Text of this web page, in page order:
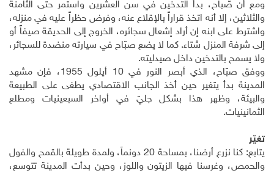
ومع أن صّباح، بدأ التدخين في سن العشرين واستمر حتى الثامنة
والثلاثين، إلا أنه اتخذ قراراً بالإقلاع عنه، وفرض حظراً عليه في منزله،
واشترط على ابنه إن أراد إشعال سجائره، الخروج إلى الحديقة صيفاً أو
إلى شرفة المنزل شتاء. كما لا يضع صبّاح في سيارته منضدة للسجائر،
ولا يسمح بالتدخين داخل صيدليته.
ووفق صبّاح، الذي أبصر النور في 10 أيلول 1955، فإن مشهد
المدينة بدأ يتغير حين أخذ الجانب الاقتصادي يطغى على الطبيعة
والبيئة، وظهر هذا بشكل جليّ في أواخر السبعينيات ومطلع
الثمانينيات.
تغيّر
يتابع: كنا نزرع أرضنا، بمساحة 20 دونماً، ولمدة طويلة بالقمح والفول
والحمص، وغرسنا فيها الزيتون واللوز، وحين بدأت المدينة تتوسع،